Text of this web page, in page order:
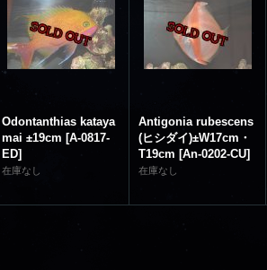
Odontanthias kataya
mai ±19cm [A-0817-
ED]
在庫なし
Antigonia rubescens
(ヒシダイ)±W17cm・
T19cm [An-0202-CU]
在庫なし